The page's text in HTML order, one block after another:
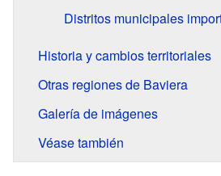
Distritos municipales
Historia y cambios territoriales
Otras regiones de Baviera
Galería de imágenes
Véase también